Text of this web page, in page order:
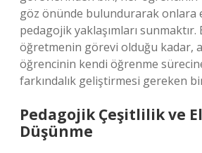
göz önünde bulundurarak onlara
pedagojik yaklaşımları sunmaktır.
öğretmenin görevi olduğu kadar,
öğrencinin kendi öğrenme
farkındalık geliştirmesi gereken
Pedagojik Çeşitlilik ve
Düşünme